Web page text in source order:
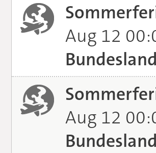
Aug 12
Aug 12